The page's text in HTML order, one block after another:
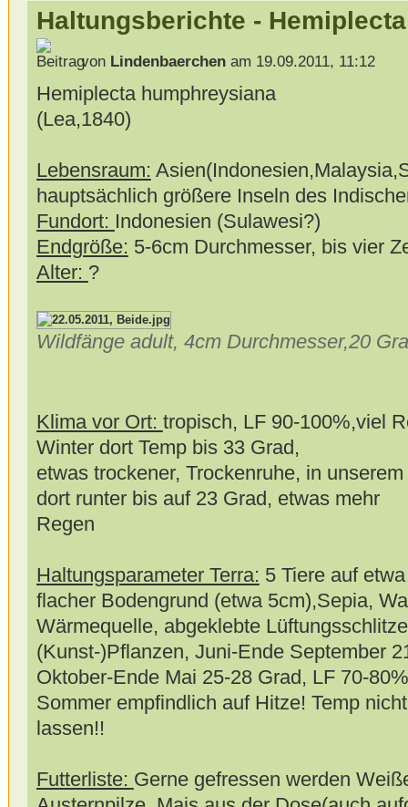
Haltungsberichte -
von Lindenbaerchenam 19.09.2011, 11:12
Hemiplecta humphreysiana
(Lea,1840)
Lebensraum:
hauptsächlich größere Inseln des
Fundort: Indonesien (Sulawesi?)
Endgröße: 5-6cm Durchmesser, bis vier
Alter: ?
Wildfänge adult, 4cm Durchmesser,20
Klima vor Ort: tropisch, LF 90-100%,viel
Winter dort Temp bis 33 Grad,
etwas trockener, Trockenruhe, in
dort runter bis auf 23 Grad, etwas mehr
Regen
Haltungsparameter Terra: 5 Tiere auf
flacher Bodengrund (etwa 5cm),Sepia,
Wärmequelle, abgeklebte
(Kunst-)Pflanzen, Juni-Ende September
Oktober-Ende Mai 25-28 Grad, LF 70-
Sommer empfindlich auf Hitze! Temp
lassen!!
Futterliste: Gerne gefressen werden